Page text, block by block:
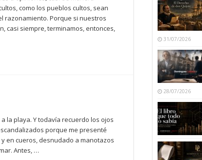
como los pueblos cultos, sean
razonamiento. Porque si nuestros
casi siempre, terminamos, entonces,
la playa. Y todavía recuerdo los ojos
porque me presenté
en cueros, desnudado a manotazos
Antes, …
31/07/2026
28/07/2026